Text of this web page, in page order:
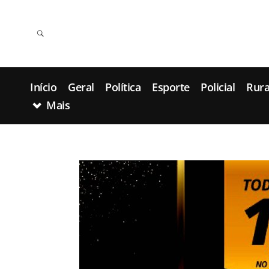
Início Geral Política Esporte Policial
Mais